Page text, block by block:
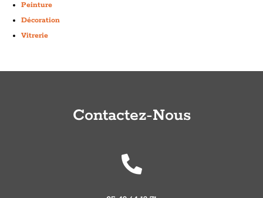
Peinture
Décoration
Vitrerie
Contactez-Nous
